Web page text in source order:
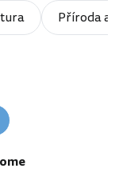
Příroda a